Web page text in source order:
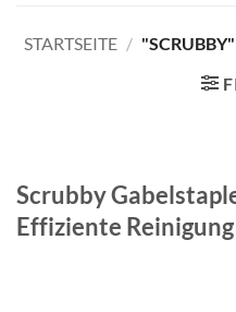
STARTSEITE /
Scrubby
Effiziente